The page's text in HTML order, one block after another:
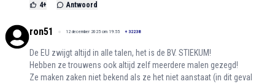
4+ Antwoord
ron51 12 december 2025 om 19:55 + 32238
De EU zwijgt altijd in alle talen, het is de BV. STIEKUM!
Hebben ze trouwens ook altijd zelf meerdere malen gezegd!
Ze maken zaken niet bekend als ze het niet aanstaat (in dit geval